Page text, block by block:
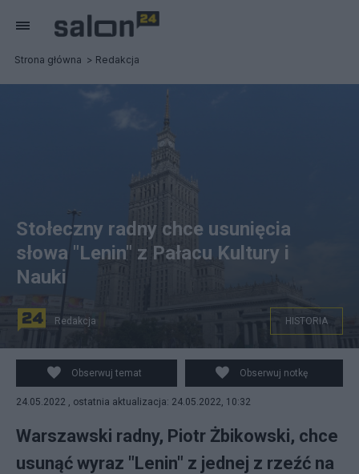
Strona główna Redakcja
Warszawski radny Piotr Żbikowski domaga się usunięcia
słowa "Lenin" z Pałacu Kultury i Nauki. Argumentuje to
tym, że postać ta była "jednym z najwiekszych
zbrodniarzy w historii". (fot. Flickr/AMGPG)
Stołeczny radny chce usunięcia
słowa "Lenin" z Pałacu Kultury i
Nauki
Redakcja HISTORIA
Obserwuj temat Obserwuj notkę
24.05.2022 , ostatnia aktualizacja: 24.05.2022, 10:32
Warszawski radny, Piotr Żbikowski, chce
usunąć wyraz "Lenin" z jednej z rzeźć na